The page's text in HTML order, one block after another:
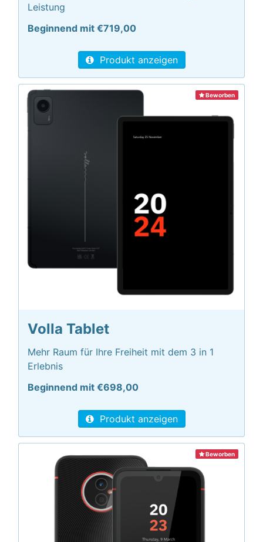
Leistung
Beginnend mit €719,00
Produkt anzeigen
Beworben
Volla Tablet
Mehr Raum für Ihre Freiheit mit dem 3 in 1
Erlebnis
Beginnend mit €698,00
Produkt anzeigen
Beworben